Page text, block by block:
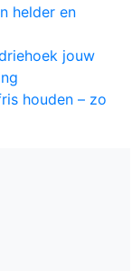
helder en
jouw
houden – zo